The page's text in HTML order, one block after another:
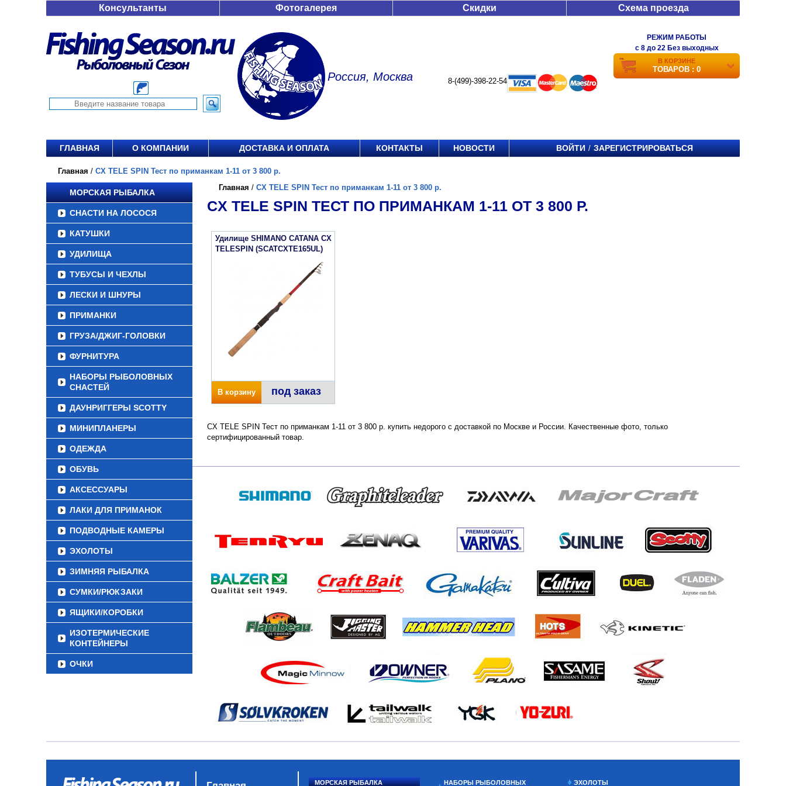
Консультанты Фотогалерея Скидки Схема проезда
Россия, Москва 8-(499)-398-22-54
РЕЖИМ РАБОТЫ
c 8 до 22 Без выходных
В КОРЗИНЕ
ТОВАРОВ : 0
ГЛАВНАЯ О КОМПАНИИ ДОСТАВКА И ОПЛАТА КОНТАКТЫ НОВОСТИ ВОЙТИ / ЗАРЕГИСТРИРОВАТЬСЯ
Главная / CX TELE SPIN Тест по приманкам 1-11 от 3 800 р.
МОРСКАЯ РЫБАЛКА
СНАСТИ НА ЛОСОСЯ
КАТУШКИ
УДИЛИЩА
ТУБУСЫ И ЧЕХЛЫ
ЛЕСКИ И ШНУРЫ
ПРИМАНКИ
ГРУЗА/ДЖИГ-ГОЛОВКИ
ФУРНИТУРА
НАБОРЫ РЫБОЛОВНЫХ
СНАСТЕЙ
ДАУНРИГГЕРЫ SCOTTY
МИНИПЛАНЕРЫ
ОДЕЖДА
ОБУВЬ
АКСЕССУАРЫ
ЛАКИ ДЛЯ ПРИМАНОК
ПОДВОДНЫЕ КАМЕРЫ
ЭХОЛОТЫ
ЗИМНЯЯ РЫБАЛКА
СУМКИ/РЮКЗАКИ
ЯЩИКИ/КОРОБКИ
ИЗОТЕРМИЧЕСКИЕ
КОНТЕЙНЕРЫ
ОЧКИ
Главная / CX TELE SPIN Тест по приманкам 1-11 от 3 800 р.
CX TELE SPIN ТЕСТ ПО ПРИМАНКАМ 1-11 ОТ 3 800 Р.
Удилище SHIMANO CATANA CX
TELESPIN (SCATCXTE165UL)
В корзину под заказ
CX TELE SPIN Тест по приманкам 1-11 от 3 800 р. купить недорого с доставкой по Москве и России. Качественные фото, только
сертифицированный товар.
МОРСКАЯ РЫБАЛКА НАБОРЫ РЫБОЛОВНЫХ ЭХОЛОТЫ